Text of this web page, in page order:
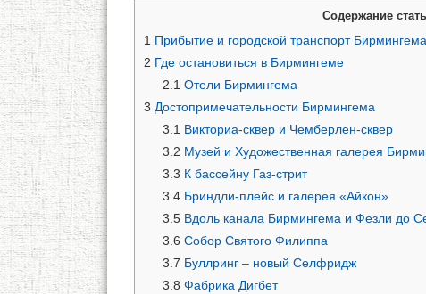
Содержание
1 Прибытие и городской транспорт Бирмингема
2 Где остановиться в Бирмингеме
2.1 Отели Бирмингема
3 Достопримечательности Бирмингема
3.1 Викториа-сквер и Чемберлен-сквер
3.2 Музей и Художественная галерея
3.3 К бассейну Газ-стрит
3.4Бриндли-плейс и галерея «Айкон»
3.5Вдоль канала Бирмингема и Фезли до
3.6 Собор Святого Филиппа
3.7 Буллринг – новый Селфридж
3.8 Фабрика Дигбет